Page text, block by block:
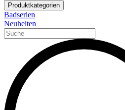
Produktkategorien
Badserien
Neuheiten